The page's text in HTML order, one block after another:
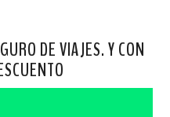
DE VIAJES. Y CON